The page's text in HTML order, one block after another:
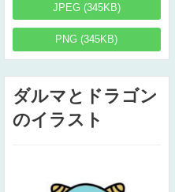
JPEG (345KB)
PNG (345KB)
ダルマとドラゴン
のイラスト